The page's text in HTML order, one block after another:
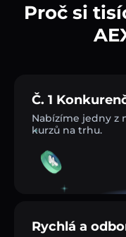
Proč si
Č. 1
Nabízíme jedny z
kurzů na trhu.
Rychlá a